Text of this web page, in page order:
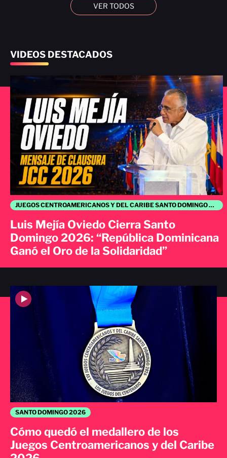
VER TODOS
VIDEOS DESTACADOS
SANTO DOMINGO 2026
Cómo quedó el medallero de los
Juegos Centroamericanos y del Caribe
JUEGOS CENTROAMERICANOS Y DEL CARIBE SANTO DOMINGO 2026
Luis Mejía Oviedo Cierra Santo
Domingo 2026: “República Dominicana
Ganó el Oro de la Solidaridad”